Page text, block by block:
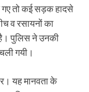
गए तो कई सड़क हादसे
व रसायनों का
है। पुलिस ने उनकी
गयी।
यह मानवता के